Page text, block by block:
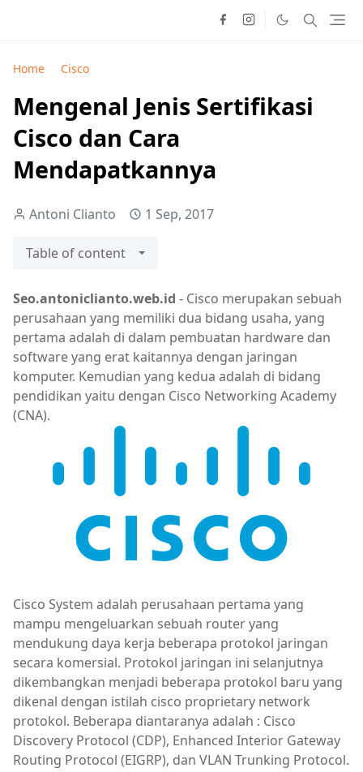
Home Cisco
Mengenal Jenis Sertifikasi
Cisco dan Cara
Mendapatkannya
Antoni Clianto 1 Sep, 2017
Table of content
Seo.antoniclianto.web.id - Cisco merupakan sebuah
perusahaan yang memiliki dua bidang usaha, yang
pertama adalah di dalam pembuatan hardware dan
software yang erat kaitannya dengan jaringan
komputer. Kemudian yang kedua adalah di bidang
pendidikan yaitu dengan Cisco Networking Academy
(CNA).
Cisco System adalah perusahaan pertama yang
mampu mengeluarkan sebuah router yang
mendukung daya kerja beberapa protokol jaringan
secara komersial. Protokol jaringan ini selanjutnya
dikembangkan menjadi beberapa protokol baru yang
dikenal dengan istilah cisco proprietary network
protokol. Beberapa diantaranya adalah : Cisco
Discovery Protocol (CDP), Enhanced Interior Gateway
Routing Protocol (EIGRP), dan VLAN Trunking Protocol.